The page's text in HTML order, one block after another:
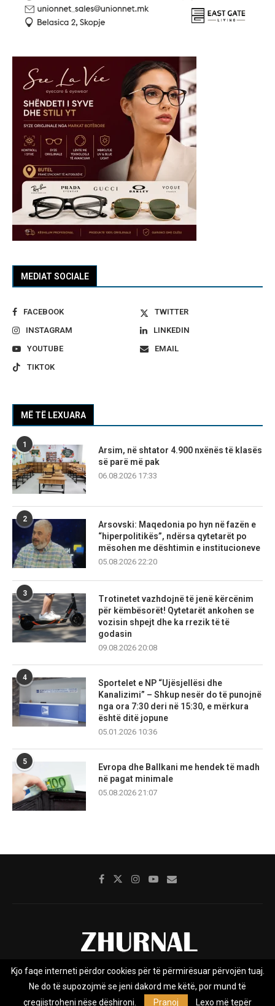
MEDIAT SOCIALE
FACEBOOK
TWITTER
INSTAGRAM
LINKEDIN
YOUTUBE
EMAIL
TIKTOK
MË TË LEXUARA
1
Arsim, në shtator 4.900 nxënës të klasës
së parë më pak
06.08.2026 17:33
2
Arsovski: Maqedonia po hyn në fazën e
“hiperpolitikës”, ndërsa qytetarët po
mësohen me dështimin e institucioneve
05.08.2026 22:20
3
Trotinetet vazhdojnë të jenë kërcënim
për këmbësorët! Qytetarët ankohen se
vozisin shpejt dhe ka rrezik të të
godasin
09.08.2026 20:08
4
Sportelet e NP “Ujësjellësi dhe
Kanalizimi” – Shkup nesër do të punojnë
nga ora 7:30 deri në 15:30, e mërkura
është ditë jopune
05.01.2026 10:36
5
Evropa dhe Ballkani me hendek të madh
në pagat minimale
05.08.2026 21:07
Rreth nesh Impresumi Marketing
Kontakt
Privacy Policy
Kjo faqe interneti përdor cookies për të përmirësuar përvojën tuaj.
Ne do të supozojmë se jeni dakord me këtë, por mund të
çregjistroheni nëse dëshironi.
Pranoj Lexo më tepër